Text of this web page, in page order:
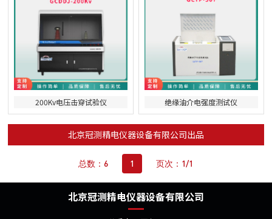
200Kv电压击穿试验仪 绝缘油介电强度测试仪
北京冠测精电仪器设备有限公司出品
总数：6 1 页次：1/1
北京冠测精电仪器设备有限公司